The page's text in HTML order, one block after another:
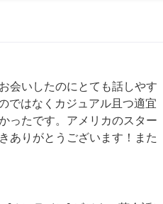
会いしたのにとても話しやす
ではなくカジュアル且つ適宜
ったです。アメリカのスター
ありがとうございます！また